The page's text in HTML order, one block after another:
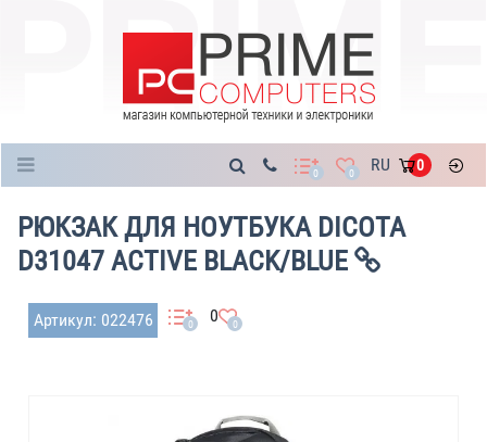
0 0 RU 0
РЮКЗАК ДЛЯ НОУТБУКА DICOTA
D31047 ACTIVE BLACK/BLUE
Артикул: 022476 0 0 0